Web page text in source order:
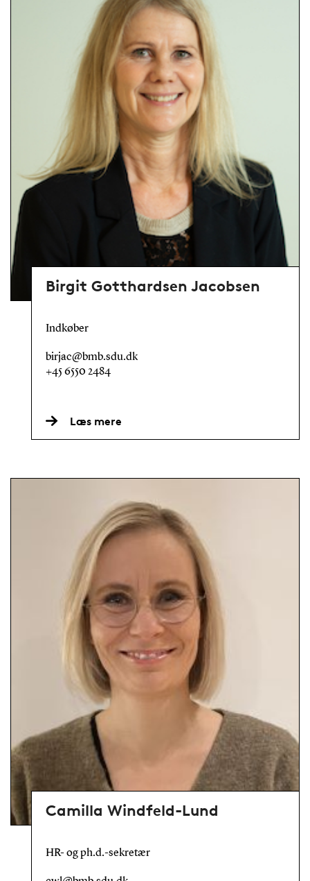
Birgit Gotthardsen Jacobsen
Indkøber
birjac@bmb.sdu.dk
+45 6550 2484
Læs mere
Camilla Windfeld-Lund
HR- og ph.d.-sekretær